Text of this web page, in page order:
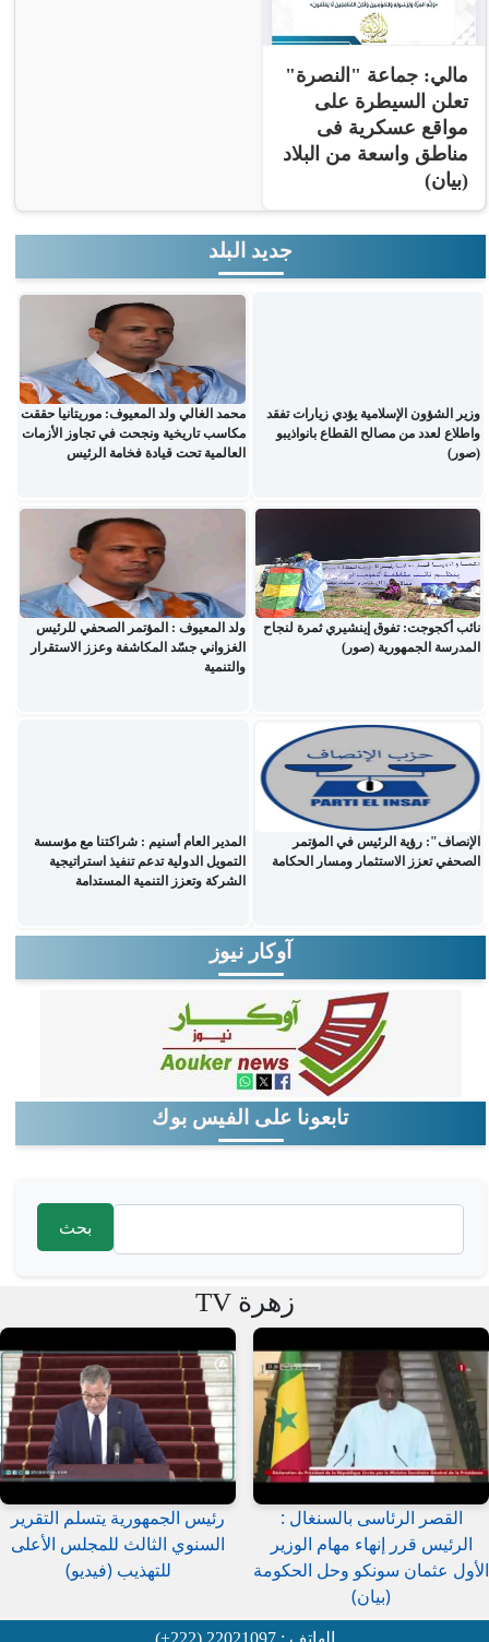
مالي: جماعة "النصرة"
تعلن السيطرة على
مواقع عسكرية فى
مناطق واسعة من البلاد
(بيان)
جديد البلد
وزير الشؤون الإسلامية يؤدي زيارات تفقد
واطلاع لعدد من مصالح القطاع بانواذيبو
(صور)
محمد الغالي ولد المعيوف: موريتانيا حققت
مكاسب تاريخية ونجحت في تجاوز الأزمات
العالمية تحت قيادة فخامة الرئيس
نائب أكجوجت: تفوق إينشيري ثمرة لنجاح
المدرسة الجمهورية (صور)
ولد المعيوف : المؤتمر الصحفي للرئيس
الغزواني جسّد المكاشفة وعزز الاستقرار
والتنمية
الإنصاف": رؤية الرئيس في المؤتمر
الصحفي تعزز الاستثمار ومسار الحكامة
المدير العام أسنيم : شراكتنا مع مؤسسة
التمويل الدولية تدعم تنفيذ استراتيجية
الشركة وتعزز التنمية المستدامة
آوكار نيوز
تابعونا على الفيس بوك
‏بحث ‏
زهرة TV
القصر الرئاسى بالسنغال :
الرئيس قرر إنهاء مهام الوزير
الأول عثمان سونكو وحل الحكومة
(بيان)
رئيس الجمهورية يتسلم التقرير
السنوي الثالث للمجلس الأعلى
للتهذيب (فيديو)
الهاتف : 22021097 (222+)